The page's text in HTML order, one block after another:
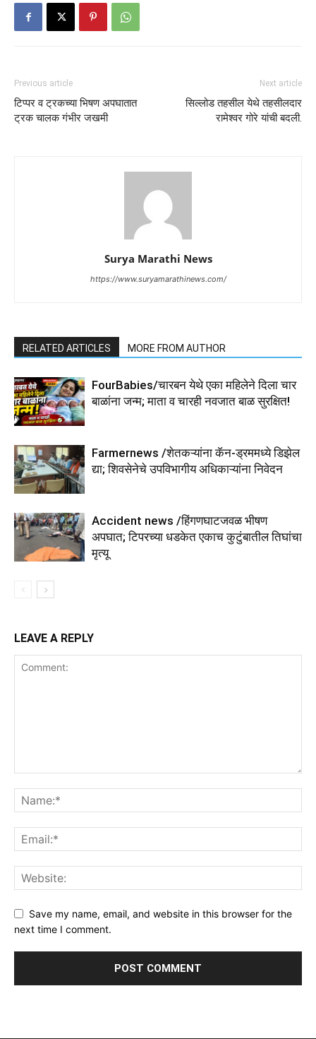
Previous article
टिप्पर व ट्रकच्या भिषण अपघातात
ट्रक चालक गंभीर जखमी
Next article
सिल्लोड तहसील येथे तहसीलदार
रामेश्वर गोरे यांची बदली.
Surya Marathi News
https://www.suryamarathinews.com/
RELATED ARTICLES MORE FROM AUTHOR
FourBabies/चारबन येथे एका महिलेने दिला चार
बाळांना जन्म; माता व चारही नवजात बाळ सुरक्षित!
Farmernews /शेतकऱ्यांना कॅन-ड्रममध्ये डिझेल
द्या; शिवसेनेचे उपविभागीय अधिकाऱ्यांना निवेदन
Accident news /हिंगणघाटजवळ भीषण
अपघात; टिपरच्या धडकेत एकाच कुटुंबातील तिघांचा
मृत्यू
LEAVE A REPLY
Save my name, email, and website in this browser for the
next time I comment.